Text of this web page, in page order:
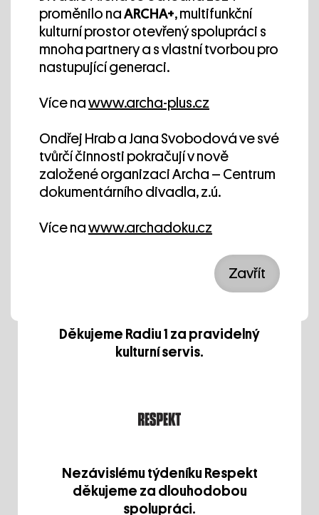
proměnilo naARCHA+, multifunkční
kulturní prostor otevřený spolupráci s
mnoha partnery a s vlastní tvorbou pro
nastupující generaci.
Více nawww.archa-plus.cz
Ondřej Hrab a Jana Svobodová ve své
tvůrčí činnosti pokračují v nově
založené organizaci Archa – Centrum
dokumentárního divadla, z.ú.
Více nawww.archadoku.cz
Zavřít
Erasmus +
Děkujeme Deníku N za mediální
Děkujeme Radiu 1 za pravidelný
kulturní servis.
Nezávislému týdeníku Respekt
děkujeme za dlouhodobou
spolupráci.